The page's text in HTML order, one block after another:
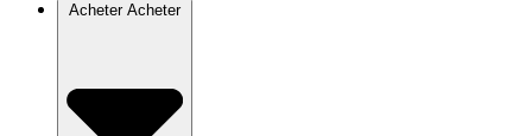
Acheter Acheter